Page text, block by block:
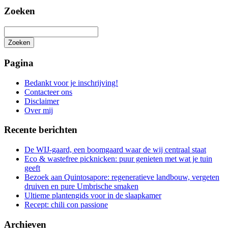
Zoeken
Zoeken
zoeken
Pagina
Bedankt voor je inschrijving!
Contacteer ons
Disclaimer
Over mij
Recente berichten
De WIJ-gaard, een boomgaard waar de wij centraal staat
Eco & wastefree picknicken: puur genieten met wat je tuin
geeft
Bezoek aan Quintosapore: regeneratieve landbouw, vergeten
druiven en pure Umbrische smaken
Ultieme plantengids voor in de slaapkamer
Recept: chili con passione
Archieven